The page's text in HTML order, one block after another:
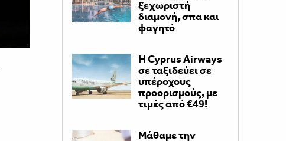
ξεχωριστή
διαμονή, σπα και
φαγητό
H Cyprus Airways
σε ταξιδεύει σε
υπέροχους
προορισμούς, με
τιμές από €49!
Μάθαμε την